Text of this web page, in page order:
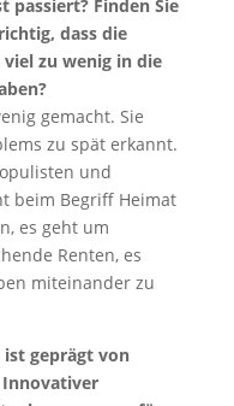
passiert? Finden Sie
dass die
viel zu wenig in die
gemacht. Sie
zu spät erkannt.
und
beim Begriff Heimat
es geht um
Renten, es
miteinander zu
ist geprägt von